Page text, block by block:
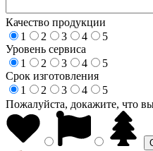
Качество продукции
1
2 3 4
5
Уровень сервиса
1
2 3 4
5
Срок изготовления
1
2 3 4
5
Пожалуйста, докажите, что